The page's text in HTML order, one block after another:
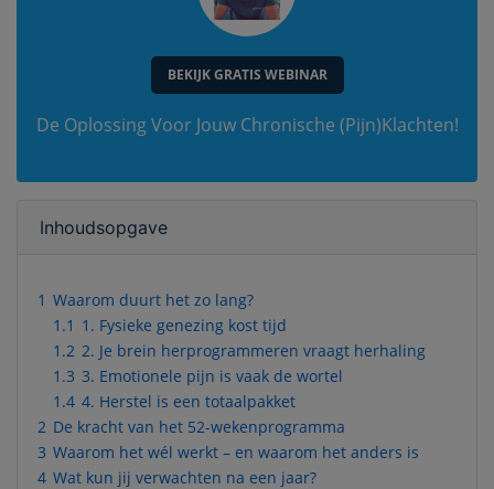
BEKIJK GRATIS WEBINAR
De Oplossing Voor Jouw Chronische (Pijn)Klachten!
Inhoudsopgave
1 Waarom duurt het zo lang?
1.1 1. Fysieke genezing kost tijd
1.2 2. Je brein herprogrammeren vraagt herhaling
1.3 3. Emotionele pijn is vaak de wortel
1.4 4. Herstel is een totaalpakket
2 De kracht van het 52-wekenprogramma
3 Waarom het wél werkt – en waarom het anders is
4 Wat kun jij verwachten na een jaar?